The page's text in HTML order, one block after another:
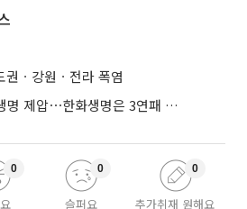
ㆍ강원ㆍ전라 폭염
젠지, 풀세트 끝 한화생명 제압⋯한화생명은 3연패 수렁
0
슬퍼요
0
추가취재 원해요
0